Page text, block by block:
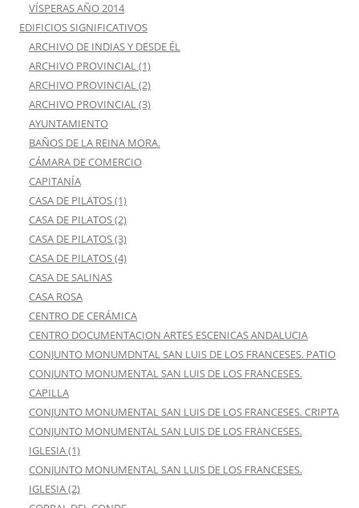
VÍSPERAS AÑO 2014
EDIFICIOS SIGNIFICATIVOS
ARCHIVO DE INDIAS Y DESDE ÉL
ARCHIVO PROVINCIAL (1)
ARCHIVO PROVINCIAL (2)
ARCHIVO PROVINCIAL (3)
AYUNTAMIENTO
BAÑOS DE LA REINA MORA.
CÁMARA DE COMERCIO
CAPITANÍA
CASA DE PILATOS (1)
CASA DE PILATOS (2)
CASA DE PILATOS (3)
CASA DE PILATOS (4)
CASA DE SALINAS
CASA ROSA
CENTRO DE CERÁMICA
CENTRO DOCUMENTACION ARTES ESCENICAS ANDALUCIA
CONJUNTO MONUMDNTAL SAN LUIS DE LOS FRANCESES. PATIO
CONJUNTO MONUMENTAL SAN LUIS DE LOS FRANCESES.
CAPILLA
CONJUNTO MONUMENTAL SAN LUIS DE LOS FRANCESES. CRIPTA
CONJUNTO MONUMENTAL SAN LUIS DE LOS FRANCESES.
IGLESIA (1)
CONJUNTO MONUMENTAL SAN LUIS DE LOS FRANCESES.
IGLESIA (2)